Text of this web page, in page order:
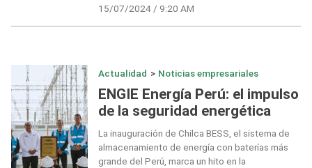
15/07/2024 / 9:20 AM
Actualidad > Noticias empresariales
ENGIE Energía Perú: el impulso
de la seguridad energética
La inauguración de Chilca BESS, el sistema de
almacenamiento de energía con baterías más
grande del Perú, marca un hito en la